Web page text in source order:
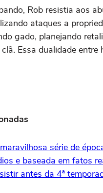
Rob resistia aos
ataques a
gado, planejando
Essa dualidade entre
série de
e baseada em fatos
antes da 4ª